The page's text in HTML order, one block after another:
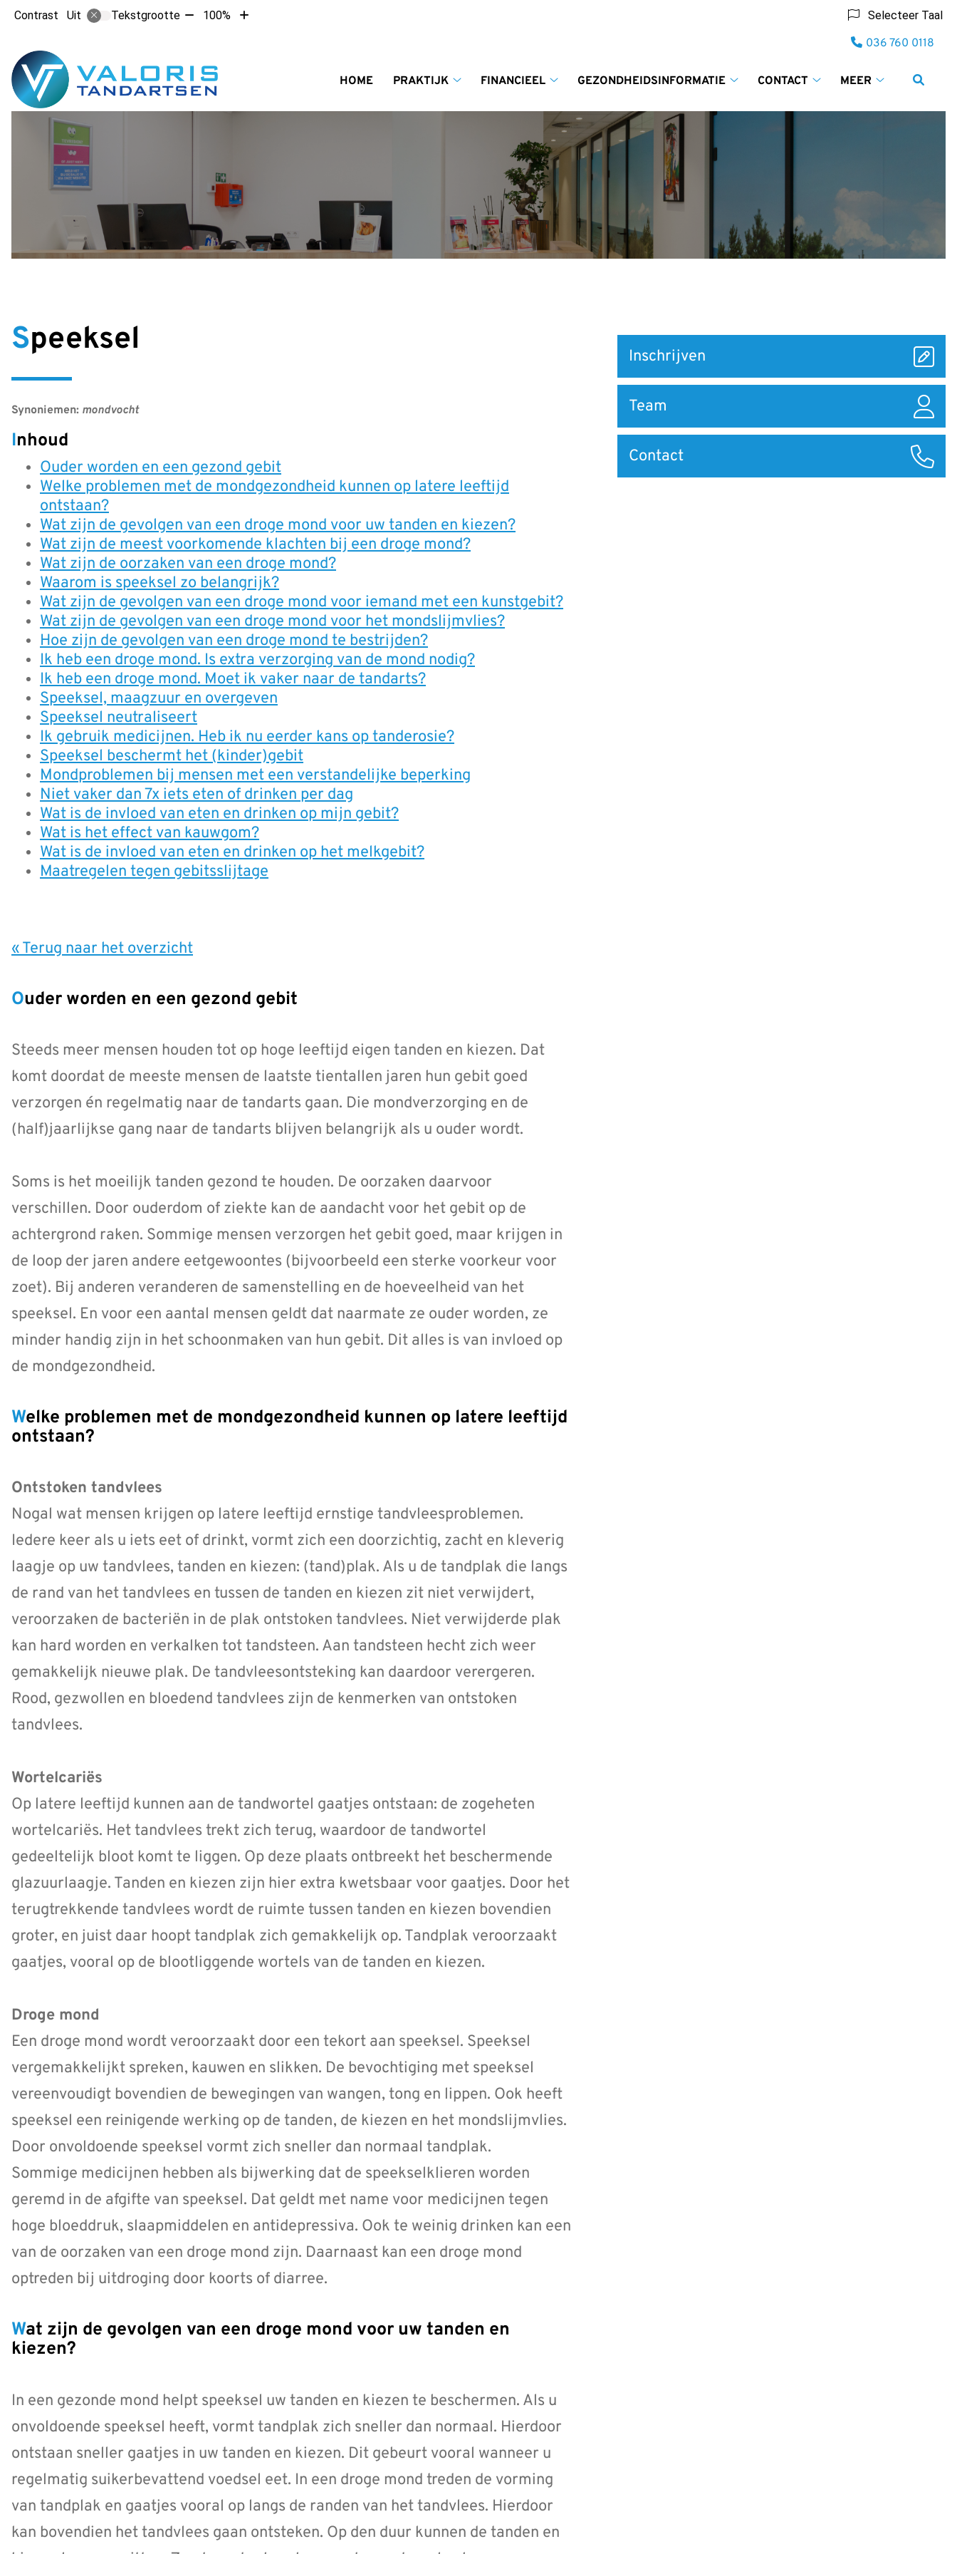
Contrast Uit Tekstgrootte Tekst100%
Tekst
Selecteer Taal
HOME
PRAKTIJK
submenu
FINANCIEEL
submenu
GEZONDHEIDSINFORMATIE
submenu
CONTACT
submenu
MEER
submenu
Tel:
036 760 0118
Speeksel
Synoniemen: mondvocht
Inhoud
Ouder worden en een gezond gebit
Welke problemen met de mondgezondheid kunnen op latere leeftijd
ontstaan?
Wat zijn de gevolgen van een droge mond voor uw tanden en kiezen?
Wat zijn de meest voorkomende klachten bij een droge mond?
Wat zijn de oorzaken van een droge mond?
Waarom is speeksel zo belangrijk?
Wat zijn de gevolgen van een droge mond voor iemand met een kunstgebit?
Wat zijn de gevolgen van een droge mond voor het mondslijmvlies?
Hoe zijn de gevolgen van een droge mond te bestrijden?
Ik heb een droge mond. Is extra verzorging van de mond nodig?
Ik heb een droge mond. Moet ik vaker naar de tandarts?
Speeksel, maagzuur en overgeven
Speeksel neutraliseert
Ik gebruik medicijnen. Heb ik nu eerder kans op tanderosie?
Speeksel beschermt het (kinder)gebit
Mondproblemen bij mensen met een verstandelijke beperking
Niet vaker dan 7x iets eten of drinken per dag
Wat is de invloed van eten en drinken op mijn gebit?
Wat is het effect van kauwgom?
Wat is de invloed van eten en drinken op het melkgebit?
Maatregelen tegen gebitsslijtage
« Terug naar het overzicht
Ouder worden en een gezond gebit
Steeds meer mensen houden tot op hoge leeftijd eigen tanden en kiezen. Dat
komt doordat de meeste mensen de laatste tientallen jaren hun gebit goed
verzorgen én regelmatig naar de tandarts gaan. Die mondverzorging en de
(half)jaarlijkse gang naar de tandarts blijven belangrijk als u ouder wordt.
Soms is het moeilijk tanden gezond te houden. De oorzaken daarvoor
verschillen. Door ouderdom of ziekte kan de aandacht voor het gebit op de
achtergrond raken. Sommige mensen verzorgen het gebit goed, maar krijgen in
de loop der jaren andere eetgewoontes (bijvoorbeeld een sterke voorkeur voor
zoet). Bij anderen veranderen de samenstelling en de hoeveelheid van het
speeksel. En voor een aantal mensen geldt dat naarmate ze ouder worden, ze
minder handig zijn in het schoonmaken van hun gebit. Dit alles is van invloed op
de mondgezondheid.
Welke problemen met de mondgezondheid kunnen op latere leeftijd
ontstaan?
Ontstoken tandvlees
Nogal wat mensen krijgen op latere leeftijd ernstige tandvleesproblemen.
Iedere keer als u iets eet of drinkt, vormt zich een doorzichtig, zacht en kleverig
laagje op uw tandvlees, tanden en kiezen: (tand)plak. Als u de tandplak die langs
de rand van het tandvlees en tussen de tanden en kiezen zit niet verwijdert,
veroorzaken de bacteriën in de plak ontstoken tandvlees. Niet verwijderde plak
kan hard worden en verkalken tot tandsteen. Aan tandsteen hecht zich weer
gemakkelijk nieuwe plak. De tandvleesontsteking kan daardoor verergeren.
Rood, gezwollen en bloedend tandvlees zijn de kenmerken van ontstoken
tandvlees.
Wortelcariës
Op latere leeftijd kunnen aan de tandwortel gaatjes ontstaan: de zogeheten
wortelcariës. Het tandvlees trekt zich terug, waardoor de tandwortel
gedeeltelijk bloot komt te liggen. Op deze plaats ontbreekt het beschermende
glazuurlaagje. Tanden en kiezen zijn hier extra kwetsbaar voor gaatjes. Door het
terugtrekkende tandvlees wordt de ruimte tussen tanden en kiezen bovendien
groter, en juist daar hoopt tandplak zich gemakkelijk op. Tandplak veroorzaakt
gaatjes, vooral op de blootliggende wortels van de tanden en kiezen.
Droge mond
Een droge mond wordt veroorzaakt door een tekort aan speeksel. Speeksel
vergemakkelijkt spreken, kauwen en slikken. De bevochtiging met speeksel
vereenvoudigt bovendien de bewegingen van wangen, tong en lippen. Ook heeft
speeksel een reinigende werking op de tanden, de kiezen en het mondslijmvlies.
Door onvoldoende speeksel vormt zich sneller dan normaal tandplak.
Sommige medicijnen hebben als bijwerking dat de speekselklieren worden
geremd in de afgifte van speeksel. Dat geldt met name voor medicijnen tegen
hoge bloeddruk, slaapmiddelen en antidepressiva. Ook te weinig drinken kan een
van de oorzaken van een droge mond zijn. Daarnaast kan een droge mond
optreden bij uitdroging door koorts of diarree.
Wat zijn de gevolgen van een droge mond voor uw tanden en
kiezen?
In een gezonde mond helpt speeksel uw tanden en kiezen te beschermen. Als u
onvoldoende speeksel heeft, vormt tandplak zich sneller dan normaal. Hierdoor
ontstaan sneller gaatjes in uw tanden en kiezen. Dit gebeurt vooral wanneer u
regelmatig suikerbevattend voedsel eet. In een droge mond treden de vorming
van tandplak en gaatjes vooral op langs de randen van het tandvlees. Hierdoor
kan bovendien het tandvlees gaan ontsteken. Op den duur kunnen de tanden en
naar
Inschrijven
Team
Contact